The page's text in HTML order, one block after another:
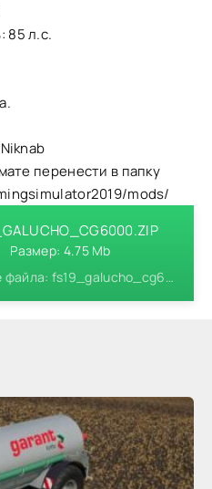
85 л.с.
перенести в папку
mods/
Размер: 4.75 Mb
Название файла: fs19_galucho_cg6000.zip